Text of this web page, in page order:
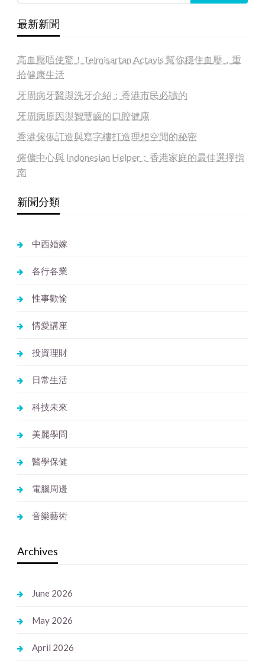
最新新聞
高血壓唔使驚！Telmisartan Actavis 幫你穩住血壓，重
拾健康生活
牙周病牙醫與洗牙介紹：香港市民必讀的
牙周病原因與智慧齒的口腔健康
香港傢俬訂造與寫字樓打造理想空間的秘密
僱傭中心與 Indonesian Helper：香港家庭的最佳選擇指
南
新聞分類
中西婚嫁
各行各業
性事歡愉
情愛講座
投資理財
日常生活
科技未來
美麗學問
醫學保健
電腦周邊
音樂藝術
Archives
June 2026
May 2026
April 2026